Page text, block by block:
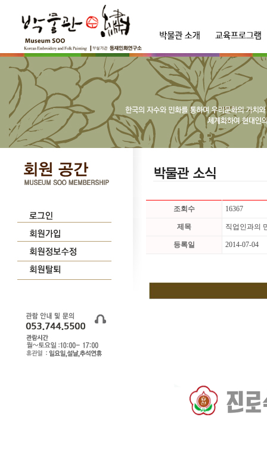
조회수 16367
제목 직업인과의
등록일 2014-07-04